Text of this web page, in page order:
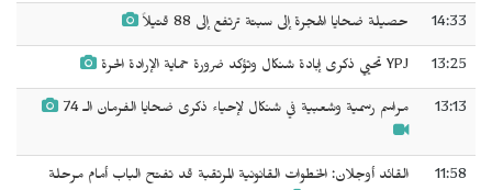
14:33 حصيلة ضحايا الهجرة إلى سبتة ترتفع إلى 88 قتيلاً
13:25 YPJ تحيي ذكرى إبادة شنكال وتؤكد ضرورة حماية الإرادة الحرة
13:13 مراسم رسمية وشعبية في شنكال لإحياء ذكرى ضحايا الفرمان الـ 74
11:58
القائد أوجلان: الخطوات القانونية المرتقبة قد تفتح الباب أمام مرحلة